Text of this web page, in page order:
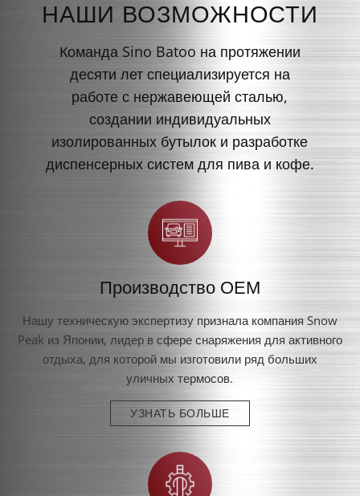
НАШИ ВОЗМОЖНОСТИ
Команда Sino Batoo на протяжении
десяти лет специализируется на
работе с нержавеющей сталью,
создании индивидуальных
изолированных бутылок и разработке
диспенсерных систем для пива и кофе.
Производство OEM
Нашу техническую экспертизу признала компания Snow
Peak из Японии, лидер в сфере снаряжения для активного
отдыха, для которой мы изготовили ряд больших
уличных термосов.
УЗНАТЬ БОЛЬШЕ